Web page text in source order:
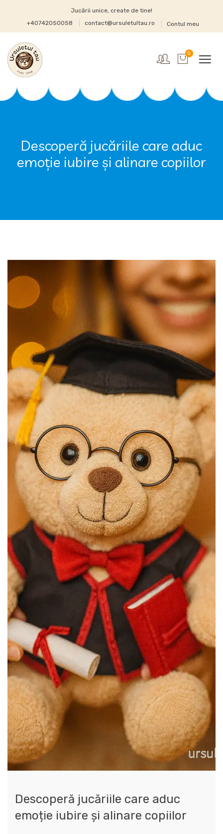
Jucării unice, create de tine!
+40742050058
contact@ursuletultau.ro Contul meu
0
Descoperă jucăriile care aduc
emoție iubire și alinare copiilor
Descoperă jucăriile care aduc
emoție iubire și alinare copiilor